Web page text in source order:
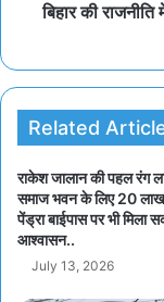
बिहार की
Related
राकेश जालान की पहल रंग
समाज भवन के लिए 20 लाख
पेंड्रा बाईपास पर भी मिला
आश्वासन..
July 13, 2026